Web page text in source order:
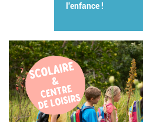
l'enfance !